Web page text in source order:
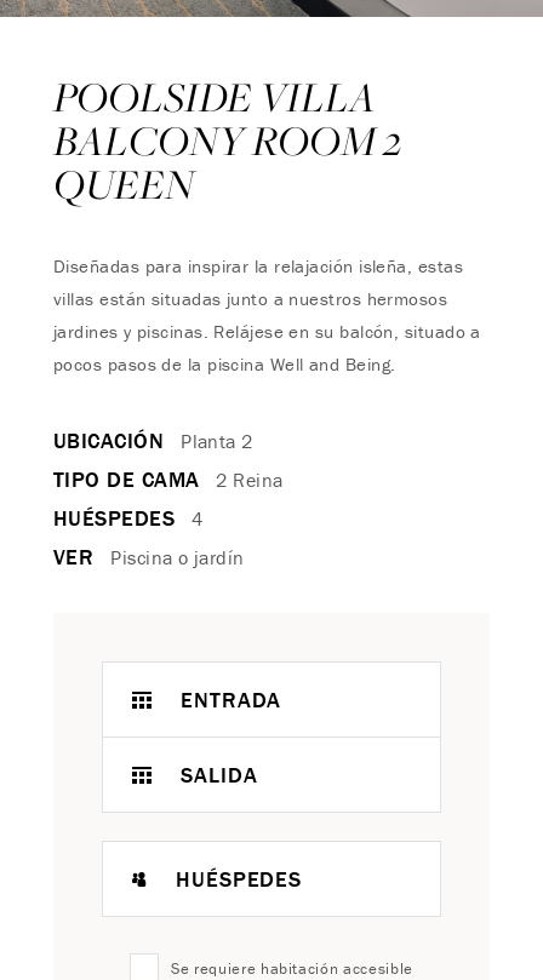
POOLSIDE VILLA
BALCONY ROOM 2
QUEEN
Diseñadas para inspirar la relajación isleña, estas
villas están situadas junto a nuestros hermosos
jardines y piscinas. Relájese en su balcón, situado a
pocos pasos de la piscina Well and Being.
UBICACIÓN Planta 2
TIPO DE CAMA 2 Reina
HUÉSPEDES 4
VER Piscina o jardín
ENTRADA
SALIDA
HUÉSPEDES
Se requiere habitación accesible